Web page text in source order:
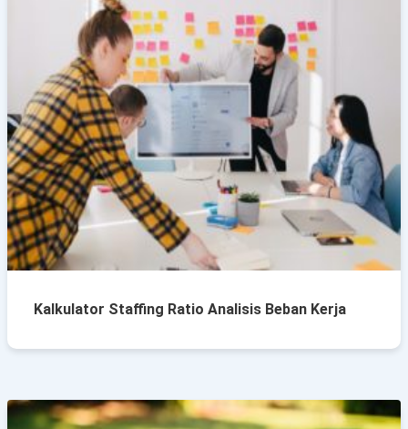
Kalkulator Staffing Ratio Analisis Beban Kerja